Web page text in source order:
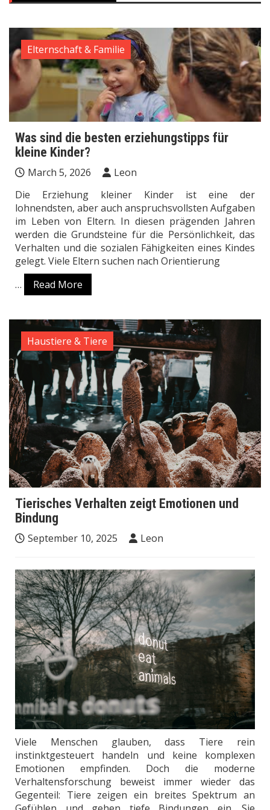
Elternschaft & Familie
Was sind die besten erziehungstipps für
kleine Kinder?
March 5, 2026
Leon
Die Erziehung kleiner Kinder ist eine der
lohnendsten, aber auch anspruchsvollsten Aufgaben
im Leben von Eltern. In diesen prägenden Jahren
werden die Grundsteine für die Persönlichkeit, das
Verhalten und die sozialen Fähigkeiten eines Kindes
gelegt. Viele Eltern suchen nach Orientierung
…
Read More
Haustiere & Tiere
Tierisches Verhalten zeigt Emotionen und
Bindung
September 10, 2025 Leon
Viele Menschen glauben, dass Tiere rein
instinktgesteuert handeln und keine komplexen
Emotionen empfinden. Doch die moderne
Verhaltensforschung beweist immer wieder das
Gegenteil: Tiere zeigen ein breites Spektrum an